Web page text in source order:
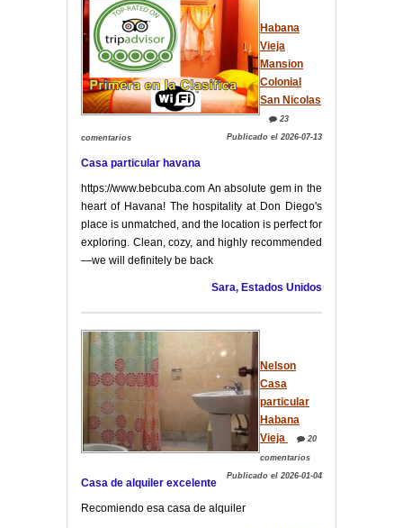
Habana
Vieja
Mansion
Colonial
San Nicolas
23
comentarios Publicado el 2026-07-13
Casa particular havana
https://www.bebcuba.com An absolute gem in the
heart of Havana! The hospitality at Don Diego's
place is unmatched, and the location is perfect for
exploring. Clean, cozy, and highly recommended
—we will definitely be back
Sara, Estados Unidos
Nelson
Casa
particular
Habana
Vieja
20
comentarios
Publicado el 2026-01-04
Casa de alquiler excelente
Recomiendo esa casa de alquiler